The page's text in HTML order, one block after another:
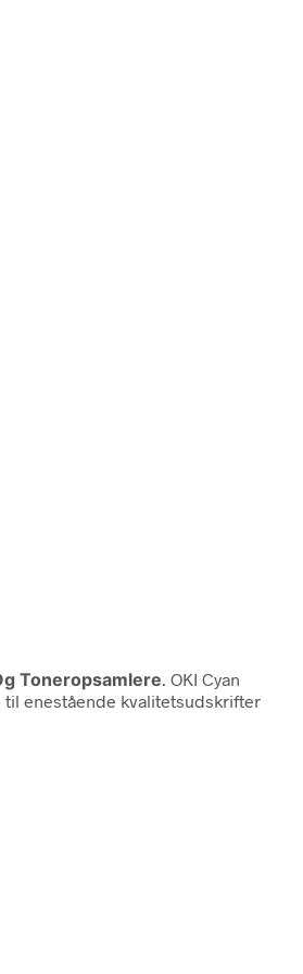
Toneropsamlere . OKI Cyan
til enestående kvalitetsudskrifter